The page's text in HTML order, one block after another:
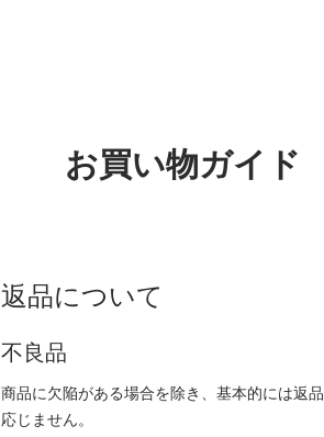
お買い物ガイド
返品について
不良品
商品に欠陥がある場合を除き、基本的には返
応じません。